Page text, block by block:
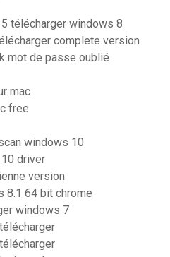
télécharger windows 8
complete version
mot de passe oublié
mac
free
windows 10
driver
version
8.1 64 bit chrome
windows 7